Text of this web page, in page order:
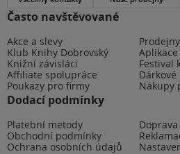
Často navštěvované
Akce a slevy
Prodejny
Klub Knihy Dobrovský
Aplikace
Knižní závisláci
Festival
Affiliate spolupráce
Poukazy pro firmy
Nákupy
Dodací podmínky
Platební metody
Doprava
Obchodní podmínky
Ochrana osobních údajů